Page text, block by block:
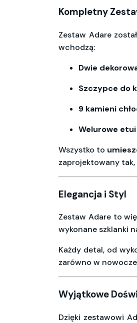
Kompletny
Zestaw Adare
wchodzą:
Dwie
Szczypce do
9 kamieni
Welurowe
Wszystko to
zaprojektowany tak,
Elegancja i Styl
Zestaw Adare to
wykonane szklanki
Każdy detal, od
zarówno w
Wyjątkowe
Dzięki zestawowi